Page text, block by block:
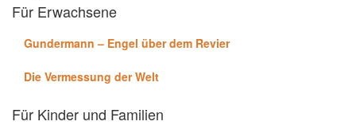
Für Erwachsene
Gundermann – Engel über dem Revier
Die Vermessung der Welt
Für Kinder und Familien